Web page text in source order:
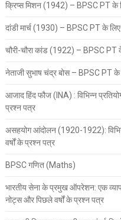
क्रिप्स मिशन (1942) – BPSC PT के
दांडी मार्च (1930) – BPSC PT के
चौरी-चौरा कांड (1922) – BPSC PT
नेताजी सुभाष चंद्र बोस – BPSC PT के
आजाद हिंद फौज (INA) : विभिन्न
प्रश्न पत्र
असहयोग आंदोलन (1920-1922):
वर्षों के प्रश्न पत्र
BPSC गणित (Maths)
भारतीय सेना के प्रमुख ऑपरेशन: एक
नोट्स और पिछले वर्षों के प्रश्न पत्र